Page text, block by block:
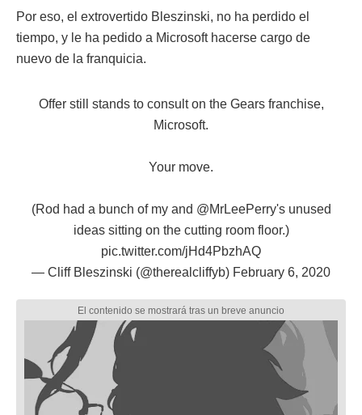
Por eso, el extrovertido Bleszinski, no ha perdido el
tiempo, y le ha pedido a Microsoft hacerse cargo de
nuevo de la franquicia.
Offer still stands to consult on the Gears franchise,
Microsoft.
Your move.
(Rod had a bunch of my and @MrLeePerry's unused
ideas sitting on the cutting room floor.)
pic.twitter.com/jHd4PbzhAQ
— Cliff Bleszinski (@therealcliffyb) February 6, 2020